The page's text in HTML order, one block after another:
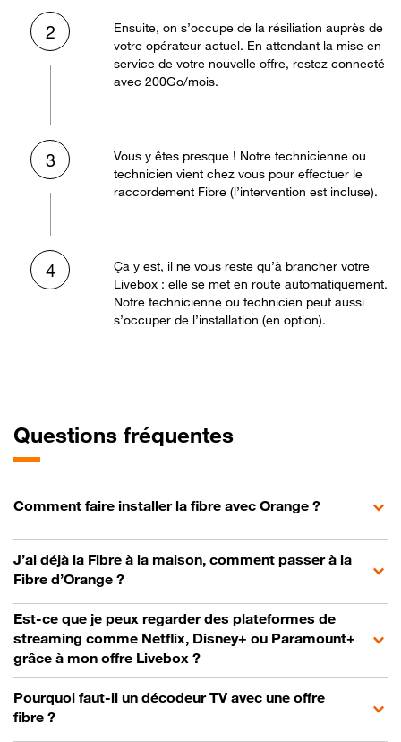
2
Ensuite, on s’occupe de la résiliation auprès de
votre opérateur actuel. En attendant la mise en
service de votre nouvelle offre, restez connecté
avec 200Go/mois.
3
Vous y êtes presque ! Notre technicienne ou
technicien vient chez vous pour effectuer le
raccordement Fibre (l’intervention est incluse).
4
Ça y est, il ne vous reste qu’à brancher votre
Livebox : elle se met en route automatiquement.
Notre technicienne ou technicien peut aussi
s’occuper de l’installation (en option).
Questions fréquentes
Comment faire installer la fibre avec Orange ?
J’ai déjà la Fibre à la maison, comment passer à la
Fibre d’Orange ?
Est-ce que je peux regarder des plateformes de
streaming comme Netflix, Disney+ ou Paramount+
grâce à mon offre Livebox ?
Pourquoi faut-il un décodeur TV avec une offre
fibre ?